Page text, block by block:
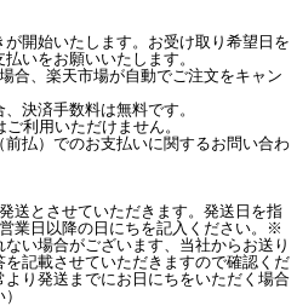
開始いたします。お受け取り希望日を
いをお願いいたします。
合、楽天市場が自動でご注文をキャン
決済手数料は無料です。
利用いただけません。
払）でのお支払いに関するお問い合わ
送とさせていただきます。発送日を指
業日以降の日にちを記入ください。※
い場合がございます、当社からお送り
記載させていただきますので確認くだ
り発送までにお日にちをいただく場合